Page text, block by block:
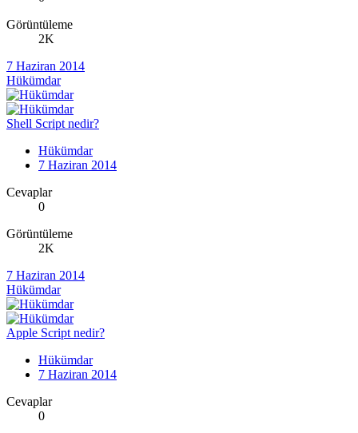
Görüntüleme
2K
7 Haziran 2014
Hükümdar
Shell Script nedir?
Hükümdar
7 Haziran 2014
Cevaplar
0
Görüntüleme
2K
7 Haziran 2014
Hükümdar
Apple Script nedir?
Hükümdar
7 Haziran 2014
Cevaplar
0